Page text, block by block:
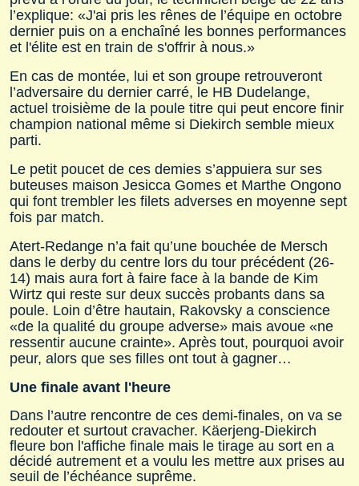
l’explique: «J'ai pris les rênes de l’équipe en octobre
dernier puis on a enchaîné les bonnes performances
et l'élite est en train de s'offrir à nous.»
En cas de montée, lui et son groupe retrouveront
l’adversaire du dernier carré, le HB Dudelange,
actuel troisième de la poule titre qui peut encore finir
champion national même si Diekirch semble mieux
parti.
Le petit poucet de ces demies s’appuiera sur ses
buteuses maison Jesicca Gomes et Marthe Ongono
qui font trembler les filets adverses en moyenne sept
fois par match.
Atert-Redange n’a fait qu’une bouchée de Mersch
dans le derby du centre lors du tour précédent (26-
14) mais aura fort à faire face à la bande de Kim
Wirtz qui reste sur deux succès probants dans sa
poule. Loin d’être hautain, Rakovsky a conscience
«de la qualité du groupe adverse» mais avoue «ne
ressentir aucune crainte». Après tout, pourquoi avoir
peur, alors que ses filles ont tout à gagner…
Une finale avant l'heure
Dans l’autre rencontre de ces demi-finales, on va se
redouter et surtout cravacher. Käerjeng-Diekirch
fleure bon l'affiche finale mais le tirage au sort en a
décidé autrement et a voulu les mettre aux prises au
seuil de l’échéance suprême.